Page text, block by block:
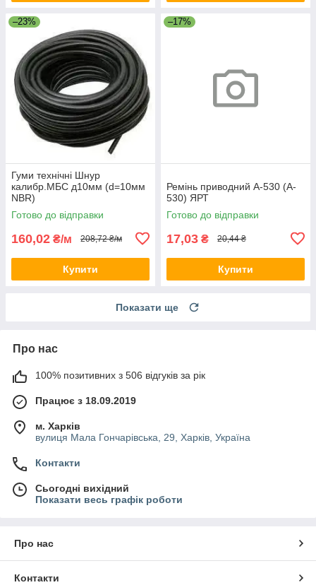
–23%
Гуми технічні Шнур
калибр.МБС д10мм (d=10мм
NBR)
Готово до відправки
160,02 ₴/м 208,72 ₴/м
Купити
–17%
Ремінь приводний A-530 (A-
530) ЯРТ
Готово до відправки
17,03 ₴ 20,44 ₴
Купити
Показати ще
Про нас
100% позитивних з 506 відгуків за рік
Працює з 18.09.2019
м. Харків
вулиця Мала Гончарівська, 29, Харків, Україна
Контакти
Сьогодні вихідний
Показати весь графік роботи
Про нас
Контакти